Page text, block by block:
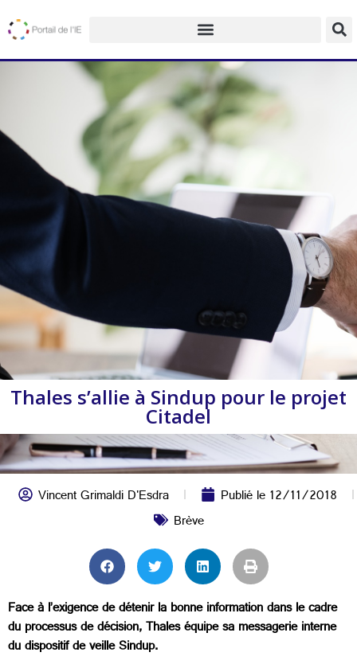
Thales s’allie à Sindup pour le projet
Citadel
Vincent Grimaldi D'Esdra Publié le12/11/2018
Brève
Face à l’exigence de détenir la bonne information dans le cadre
du processus de décision, Thales équipe sa messagerie interne
du dispositif de veille Sindup.